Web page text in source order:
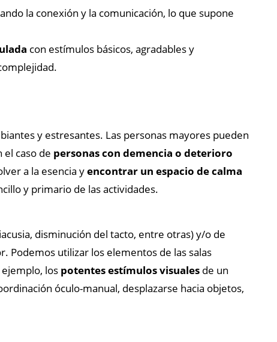
la conexión y la comunicación, lo que supone
con estímulos básicos, agradables y
y estresantes. Las personas mayores pueden
caso de personas con demencia o deterioro
a la esencia yencontrar un espacio de calma
y primario de las actividades.
disminución del tacto, entre otras) y/o de
Podemos utilizar los elementos de las salas
los potentes estímulos visuales de un
óculo-manual, desplazarse hacia objetos,